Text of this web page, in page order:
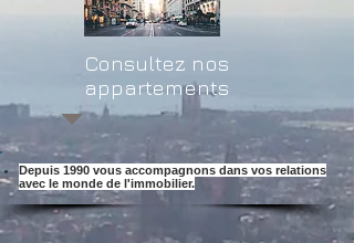
Consultez nos
appartements
Depuis 1990 vous accompagnons dans vos relations
avec le monde de l'immobilier.